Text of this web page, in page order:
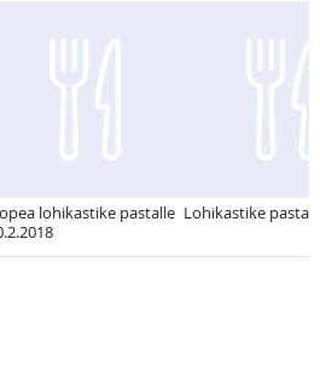
lohikastike pastalle Lohikastike